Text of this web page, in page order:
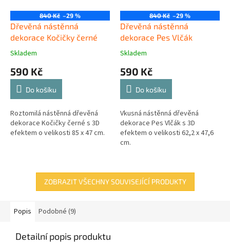
840 Kč –29 %
Dřevěná nástěnná
dekorace Kočičky černé
Skladem
590 Kč
Do košíku
Roztomilá nástěnná dřevěná
dekorace Kočičky černé s 3D
efektem o velikosti 85 x 47 cm.
840 Kč –29 %
Dřevěná nástěnná
dekorace Pes Vlčák
Skladem
590 Kč
Do košíku
Vkusná nástěnná dřevěná
dekorace Pes Vlčák s 3D
efektem o velikosti 62,2 x 47,6
cm.
ZOBRAZIT VŠECHNY SOUVISEJÍCÍ PRODUKTY
Popis Podobné (9)
Detailní popis produktu